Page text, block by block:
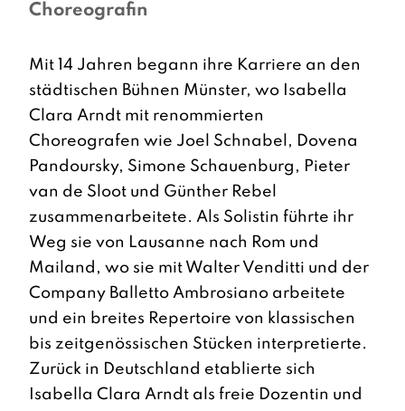
Choreografin
Mit 14 Jahren begann ihre Karriere an den
städtischen Bühnen Münster, wo Isabella
Clara Arndt mit renommierten
Choreografen wie Joel Schnabel, Dovena
Pandoursky, Simone Schauenburg, Pieter
van de Sloot und Günther Rebel
zusammenarbeitete. Als Solistin führte ihr
Weg sie von Lausanne nach Rom und
Mailand, wo sie mit Walter Venditti und der
Company Balletto Ambrosiano arbeitete
und ein breites Repertoire von klassischen
bis zeitgenössischen Stücken interpretierte.
Zurück in Deutschland etablierte sich
Isabella Clara Arndt als freie Dozentin und